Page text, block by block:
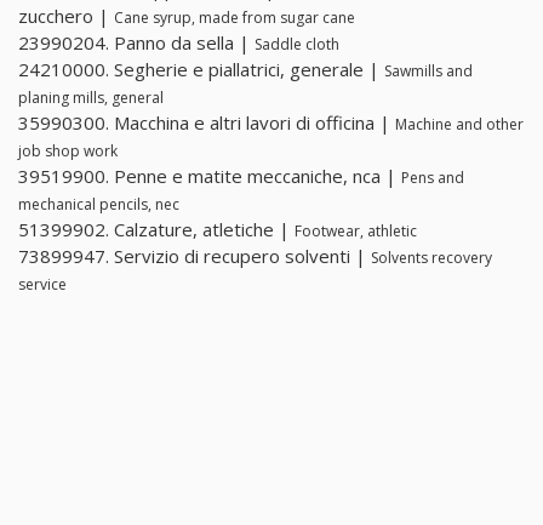
zucchero | Cane syrup, made from sugar cane
23990204. Panno da sella | Saddle cloth
24210000. Segherie e piallatrici, generale | Sawmills and
planing mills, general
35990300. Macchina e altri lavori di officina | Machine and other
job shop work
39519900. Penne e matite meccaniche, nca | Pens and
mechanical pencils, nec
51399902. Calzature, atletiche | Footwear, athletic
73899947. Servizio di recupero solventi | Solvents recovery
service